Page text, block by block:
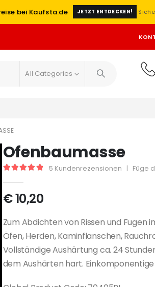
bei Kaufsta.de JETZT ENTDECKEN!
All Categories
Ofenbaumasse
5 Kundenrezensionen | Füge
€10,20
Zum Abdichten von Rissen und Fugen
Öfen, Herden, Kaminflanschen,
Vollständige Aushärtung ca. 24
dem Aushärten hart.